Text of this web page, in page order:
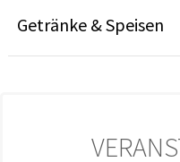
Getränke & Speisen